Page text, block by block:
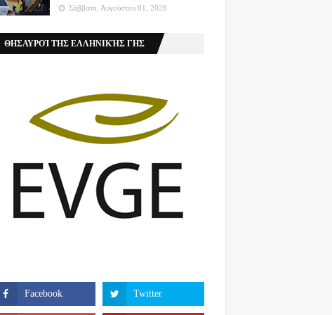
Σάββατο, Αυγούστου 01, 2026
ΘΗΣΑΥΡΟΊ ΤΗΣ ΕΛΛΗΝΙΚΉΣ ΓΗΣ